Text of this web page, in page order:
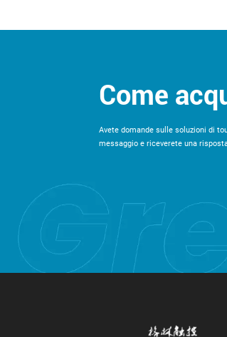
Come
Avete domande sulle soluzioni di
messaggio e riceverete una